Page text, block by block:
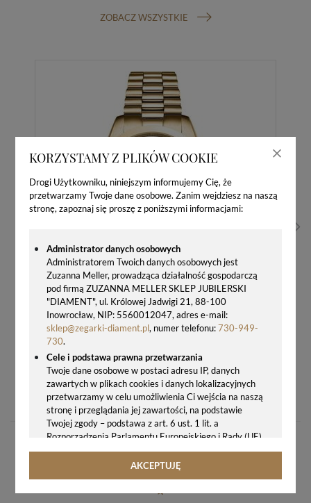
KORZYSTAMY Z PLIKÓW COOKIE
Drogi Użytkowniku, niniejszym informujemy Cię, że
przetwarzamy Twoje dane osobowe. Zanim wejdziesz na naszą
stronę, zapoznaj się proszę z poniższymi informacjami:
Administrator danych osobowych
Administratorem Twoich danych osobowych jest
Zuzanna Meller, prowadząca działalność gospodarczą
pod firmą ZUZANNA MELLER SKLEP JUBILERSKI
"DIAMENT", ul. Królowej Jadwigi 21, 88-100
Inowrocław, NIP: 5560012047, adres e-mail:
sklep@zegarki-diament.pl, numer telefonu:730-949-
730.
Cele i podstawa prawna przetwarzania
Twoje dane osobowe w postaci adresu IP, danych
zawartych w plikach cookies i danych lokalizacyjnych
przetwarzamy w celu umożliwienia Ci wejścia na naszą
stronę i przeglądania jej zawartości, na podstawie
Twojej zgody – podstawa z art. 6 ust. 1 lit. a
Rozporządzenia Parlamentu Europejskiego i Rady (UE)
2016/679 z 27.04.2016 r. w sprawie ochrony osób
fizycznych w związku z przetwarzaniem danych
AKCEPTUJĘ
ZOBACZ WSZYSTKIE
855,00 zł